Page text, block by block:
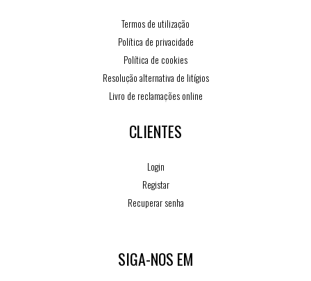
Termos de utilização
Política de privacidade
Política de cookies
Resolução alternativa de litígios
Livro de reclamações online
CLIENTES
Login
Registar
Recuperar senha
SIGA-NOS EM